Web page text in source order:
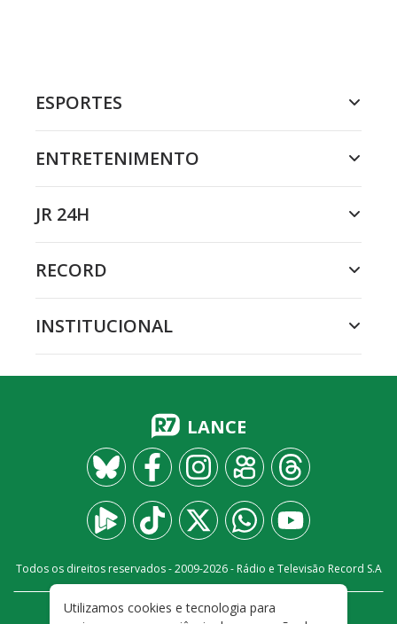
ESPORTES
ENTRETENIMENTO
JR 24H
RECORD
INSTITUCIONAL
LANCE
Todos os direitos reservados - 2009-2026- Rádio e Televisão Record S.A
FALE CONOSCO PRIVACIDADE
Utilizamos cookies e tecnologia para